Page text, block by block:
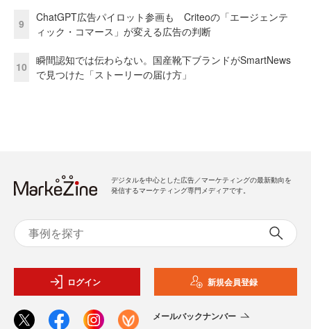
9
ChatGPT広告パイロット参画も Criteoの「エージェンテ
ィック・コマース」が変える広告の判断
10
瞬間認知では伝わらない。国産靴下ブランドがSmartNews
で見つけた「ストーリーの届け方」
デジタルを中心とした広告／マーケティングの最新動向を
発信するマーケティング専門メディアです。
ログイン 新規会員登録
メールバックナンバー